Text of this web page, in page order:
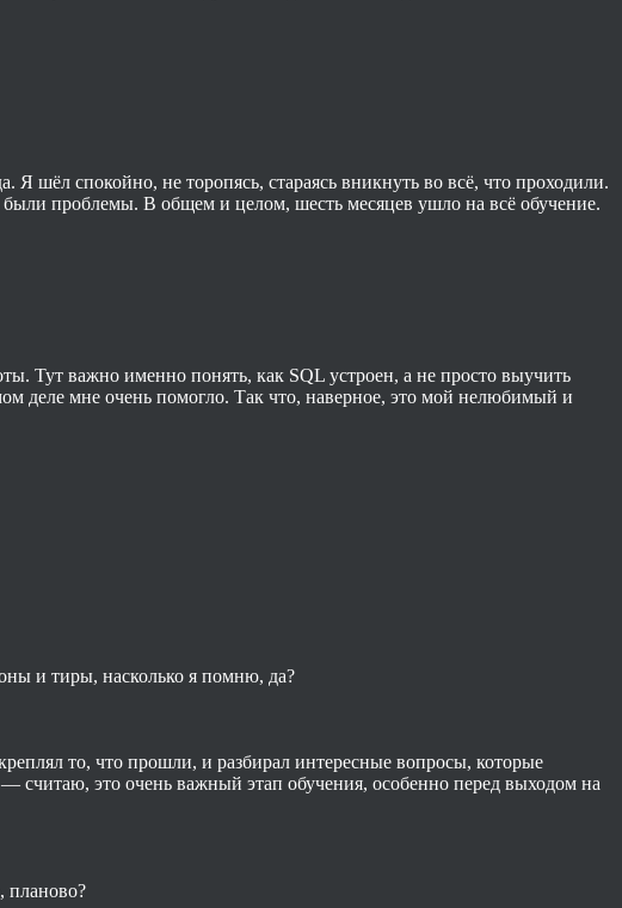
шёл спокойно, не торопясь, стараясь вникнуть во всё, что проходили.
проблемы. В общем и целом, шесть месяцев ушло на всё обучение.
Тут важно именно понять, как SQL устроен, а не просто выучить
деле мне очень помогло. Так что, наверное, это мой нелюбимый и
и тиры, насколько я помню, да?
то, что прошли, и разбирал интересные вопросы, которые
считаю, это очень важный этап обучения, особенно перед выходом на
планово?